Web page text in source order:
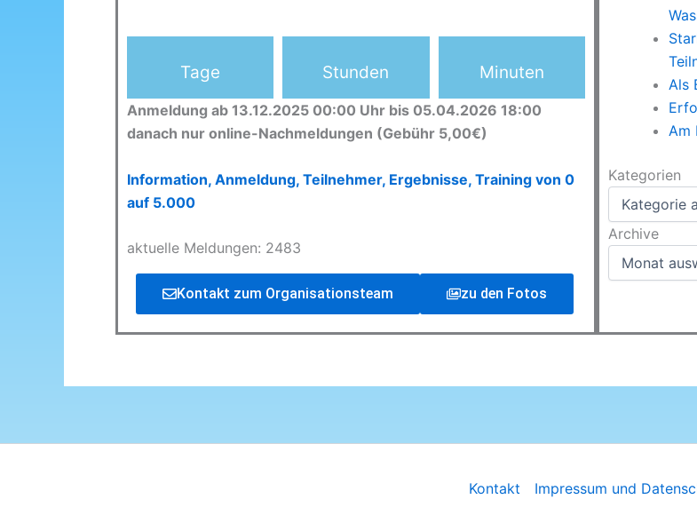
Tage Stunden Minuten
Anmeldung ab 13.12.2025 00:00 Uhr bis 05.04.2026 18:00
danach nur online-Nachmeldungen (Gebühr 5,00€)
Information, Anmeldung, Teilnehmer, Ergebnisse, Training von 0
auf 5.000
aktuelle Meldungen: 2483
Kontakt zum Organisationsteam zu den Fotos
Als
Am
Kategorien
Kategorien
Archive
Archive
Kontakt Impressum und